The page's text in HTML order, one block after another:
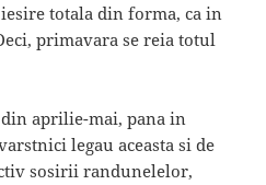
iesire totala din forma, ca in
primavara se reia totul
aprilie-mai, pana in
legau aceasta si de
sosirii randunelelor,